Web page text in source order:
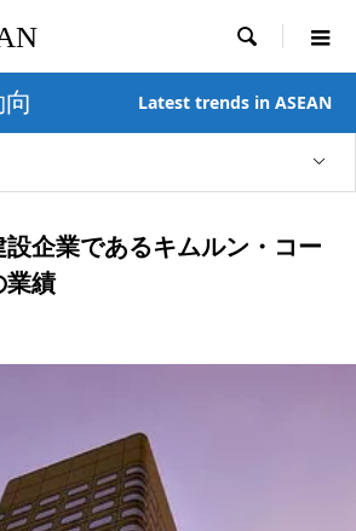

Latest trends in ASEAN
企業であるキムルン・コー
業績